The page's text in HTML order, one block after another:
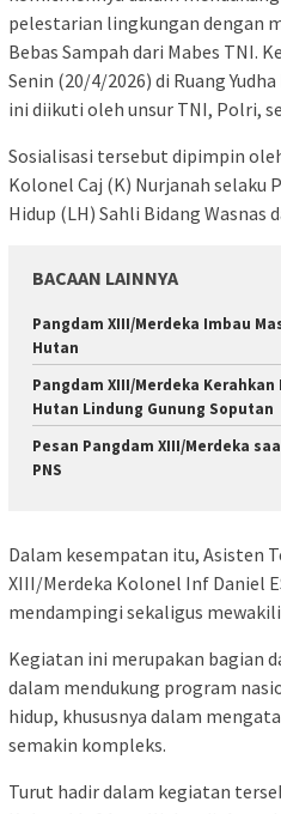
pelestarian lingkungan dengan
Bebas Sampah dari Mabes TNI.
Senin (20/4/2026) di Ruang
ini diikuti oleh unsur TNI, Polri,
Sosialisasi tersebut dipimpin
Kolonel Caj (K) Nurjanah selaku
Hidup (LH) Sahli Bidang Wasnas
BACAAN LAINNYA
Pangdam XIII/Merdeka Imbau
Hutan
Pangdam XIII/Merdeka
Hutan Lindung Gunung Soputan
Pesan Pangdam XIII/Merdeka
PNS
Dalam kesempatan itu, Asisten
XIII/Merdeka Kolonel Inf Daniel
mendampingi sekaligus
Kegiatan ini merupakan bagian
dalam mendukung program
hidup, khususnya dalam
semakin kompleks.
Turut hadir dalam kegiatan